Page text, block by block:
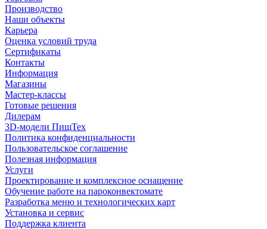
Производство
Наши объекты
Карьера
Оценка условий труда
Сертификаты
Контакты
Информация
Магазины
Мастер-классы
Готовые решения
Дилерам
3D-модели ПищТех
Политика конфиденциальности
Пользовательское соглашение
Полезная информация
Услуги
Проектирование и комплексное оснащение
Обучение работе на пароконвектомате
Разработка меню и технологических карт
Установка и сервис
Поддержка клиента